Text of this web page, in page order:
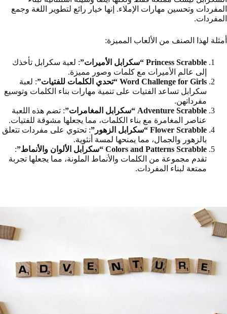
المفردات وتحسين مهارات الإملاء. إنها خيار رائع لتطوير اللغة وجمع
المفردات.
أمثلة لهذا الصنف من الألعاب المميزة:
Princess Scrabble “سكرابل الأميرات”
: لعبة سكرابل تأخذك
إلى عالم الأميرات مع كلمات وصور مميزة.
Word Challenge for Girls “تحدي الكلمات للفتيات”
: لعبة
سكرابل تساعد الفتيات على تنمية مهارات بناء الكلمات وتوسيع
مفرداتهن.
Adventure Scrabble “سكرابل المغامرات”
: تضم هذه اللعبة
عناصر المغامرة مع بناء الكلمات، مما يجعلها مشوقة للفتيات.
Flower Scrabble “سكرابل الزهور”
: تحتوي على مفردات تتعلق
بالزهور والجمال، مما يمنحها لمسة أنثوية.
Colors and Patterns Scrabble “سكرابل الألوان والأنماط”
:
تقدم مجموعة من الكلمات والأنماط الملونة، مما يجعلها تجربة
ممتعة لبناء المفردات.